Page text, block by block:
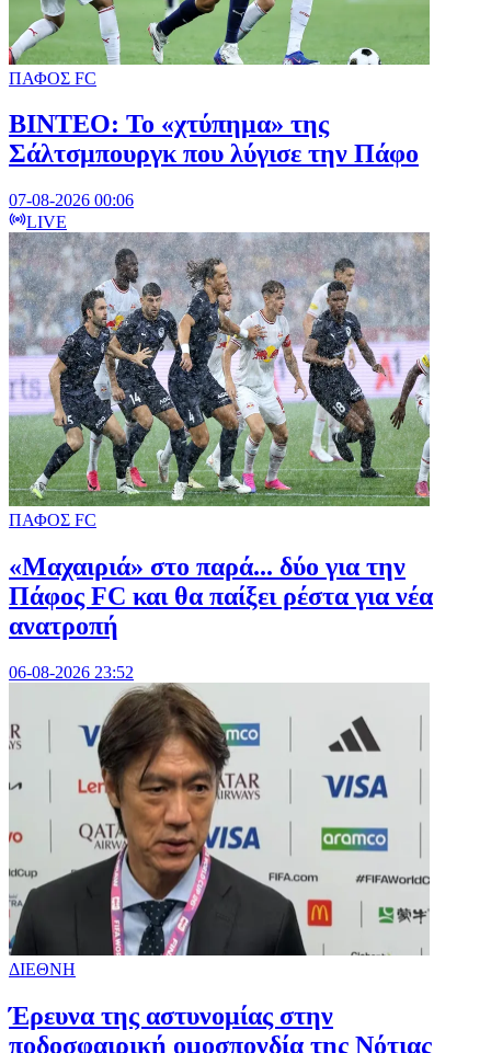
ΠΑΦΟΣ FC
ΒΙΝΤΕΟ: Το «χτύπημα» της
Σάλτσμπουργκ που λύγισε την Πάφο
07-08-2026 00:06
LIVE
ΠΑΦΟΣ FC
«Μαχαιριά» στο παρά... δύο για την
Πάφος FC και θα παίξει ρέστα για νέα
ανατροπή
06-08-2026 23:52
ΔΙΕΘΝΗ
Έρευνα της αστυνομίας στην
ποδοσφαιρική ομοσπονδία της Νότιας